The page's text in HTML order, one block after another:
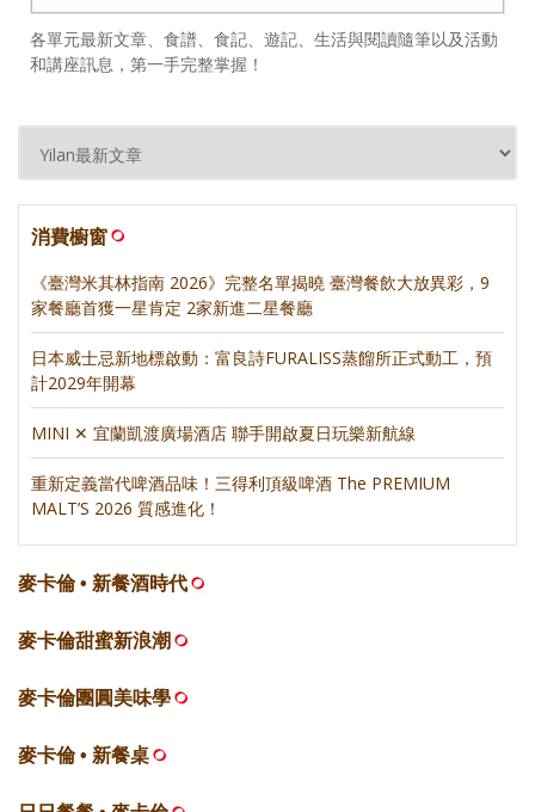
各單元最新文章、食譜、食記、遊記、生活與閱讀隨筆以及活動
和講座訊息，第一手完整掌握！
消費櫥窗
《臺灣米其林指南 2026》完整名單揭曉 臺灣餐飲大放異彩，9
家餐廳首獲一星肯定 2家新進二星餐廳
日本威士忌新地標啟動：富良詩FURALISS蒸餾所正式動工，預
計2029年開幕
MINI ✕ 宜蘭凱渡廣場酒店 聯手開啟夏日玩樂新航線
重新定義當代啤酒品味！三得利頂級啤酒 The PREMIUM
MALT’S 2026 質感進化！
麥卡倫 • 新餐酒時代
麥卡倫甜蜜新浪潮
麥卡倫團圓美味學
麥卡倫 • 新餐桌